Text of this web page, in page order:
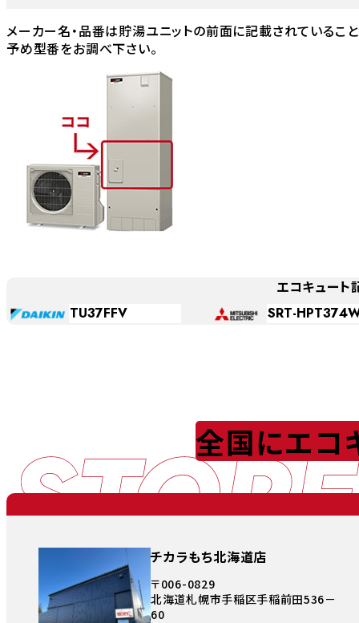
メーカー名・品番は貯湯ユニットの前面に記載されているこ
予め型番をお調べ下さい。
エコキュート
TU37FFV SRT-
全国にエコ
チカラもち北海道店
〒006-0829
北海道札幌市手稲区手稲前田536－
60